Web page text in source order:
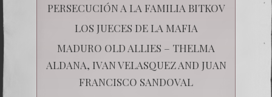
PERSECUCIÓN A LA FAMILIA BITKOV
LOS JUECES DE LA MAFIA
MADURO OLD ALLIES – THELMA
ALDANA, IVAN VELASQUEZ AND JUAN
FRANCISCO SANDOVAL